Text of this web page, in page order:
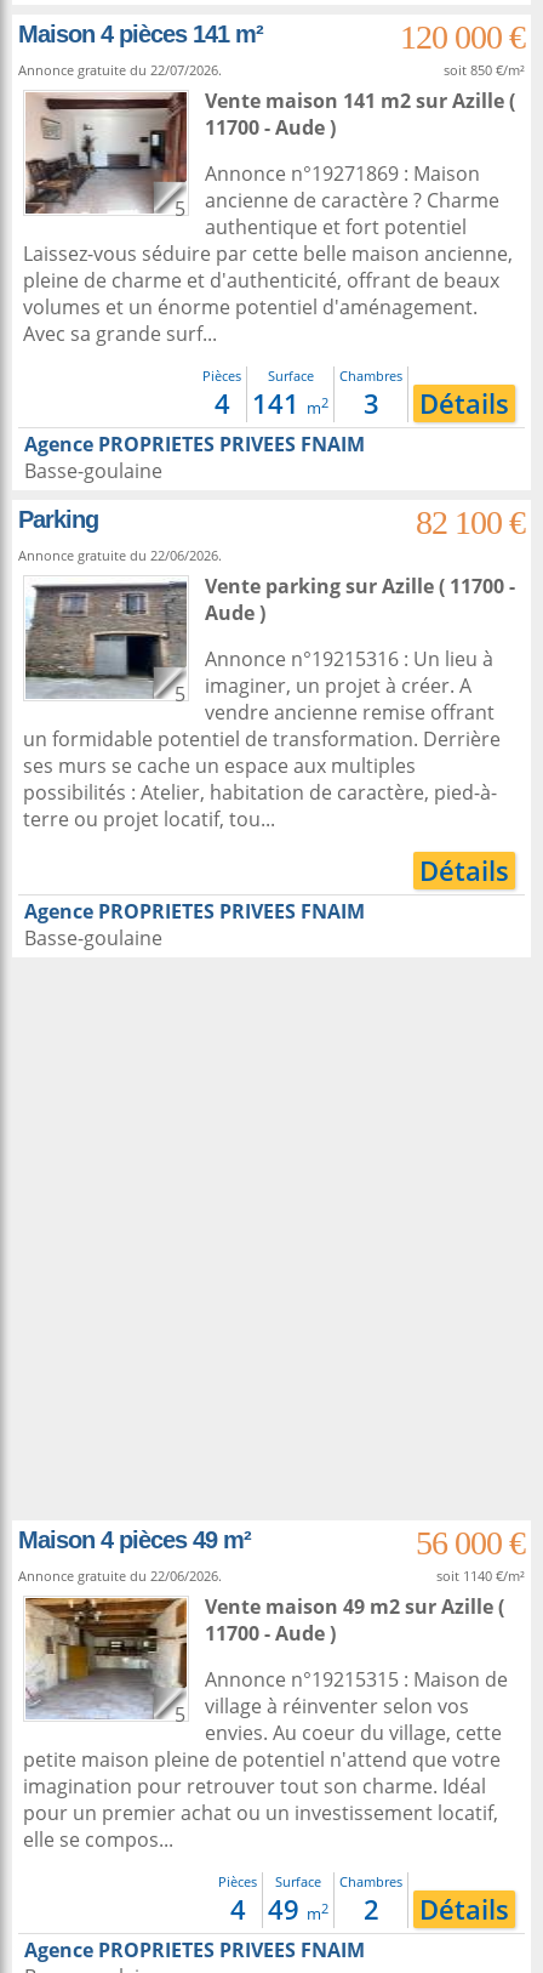
Maison 4 pièces 141 m²
120 000 €
Annonce gratuite du 22/07/2026. soit 850 €/m²
5
Vente maison 141 m2surAzille(
11700 - Aude )
Annonce n°19271869 : Maison
ancienne de caractère ? Charme
authentique et fort potentiel
Laissez-vous séduire par cette belle maison ancienne,
pleine de charme et d'authenticité, offrant de beaux
volumes et un énorme potentiel d'aménagement.
Avec sa grande surf...
Pièces
4
Surface
141 m2
Chambres
3 Détails
Agence PROPRIETES PRIVEES FNAIM
Basse-goulaine
Parking
82 100 €
Annonce gratuite du 22/06/2026.
5
Vente parkingsurAzille( 11700 -
Aude )
Annonce n°19215316 : Un lieu à
imaginer, un projet à créer. A
vendre ancienne remise offrant
un formidable potentiel de transformation. Derrière
ses murs se cache un espace aux multiples
possibilités : Atelier, habitation de caractère, pied-à-
terre ou projet locatif, tou...
Détails
Agence PROPRIETES PRIVEES FNAIM
Basse-goulaine
Maison 4 pièces 49 m² 56 000 €
Annonce gratuite du 22/06/2026. soit 1140 €/m²
5
Vente maison 49 m2surAzille(
11700 - Aude )
Annonce n°19215315 : Maison de
village à réinventer selon vos
envies. Au coeur du village, cette
petite maison pleine de potentiel n'attend que votre
imagination pour retrouver tout son charme. Idéal
pour un premier achat ou un investissement locatif,
elle se compos...
Pièces
4
Surface
49 m2
Chambres
2 Détails
Agence PROPRIETES PRIVEES FNAIM